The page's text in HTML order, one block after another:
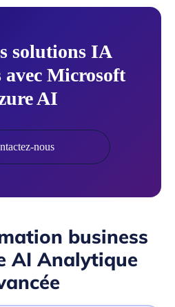
solutions IA
avec Microsoft
AI
nous
business
AI Analytique